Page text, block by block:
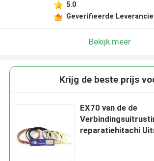
5.0
Geverifieerde
Bekijk meer
Krijg de beste prijs
EX70 van de de
reparatiehitachi